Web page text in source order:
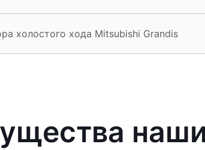
холостого хода Mitsubishi Grandis